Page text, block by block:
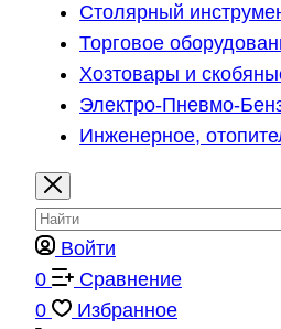
Столярный
Торговое
Хозтовары и
Электро-Пневмо-
Инженерное,
Войти
0
Сравнение
0
Избранное